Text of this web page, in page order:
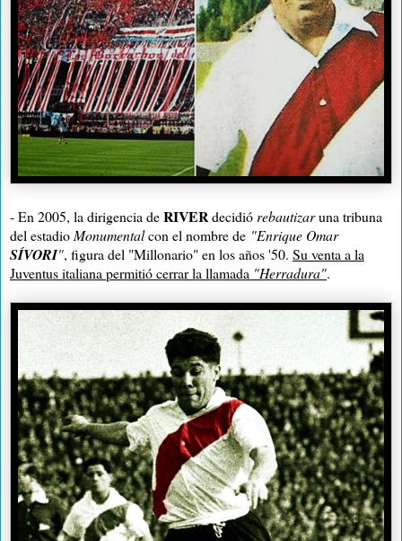
- En 2005, la dirigencia deRIVERdecidiórebautizaruna tribuna
del estadioMonumentalcon el nombre de "Enrique Omar
SÍVORI", figura del "Millonario" en los años '50. Su venta a la
Juventus italiana permitió cerrar la llamada "Herradura".